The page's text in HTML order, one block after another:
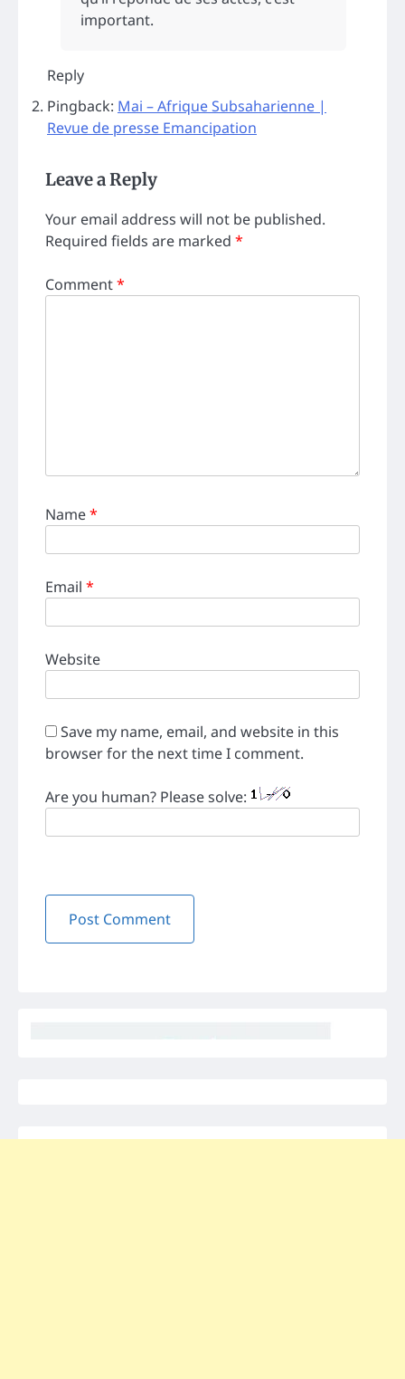
important.
Reply
Pingback: Mai – Afrique Subsaharienne |
Revue de presse Emancipation
Leave a Reply
Your email address will not be published.
Required fields are marked *
Comment*
Name*
Email *
Website
Save my name, email, and website in this
browser for the next time I comment.
Are you human? Please solve: